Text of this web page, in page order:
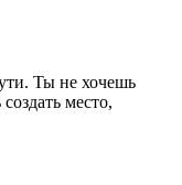
Ты не хочешь
место,